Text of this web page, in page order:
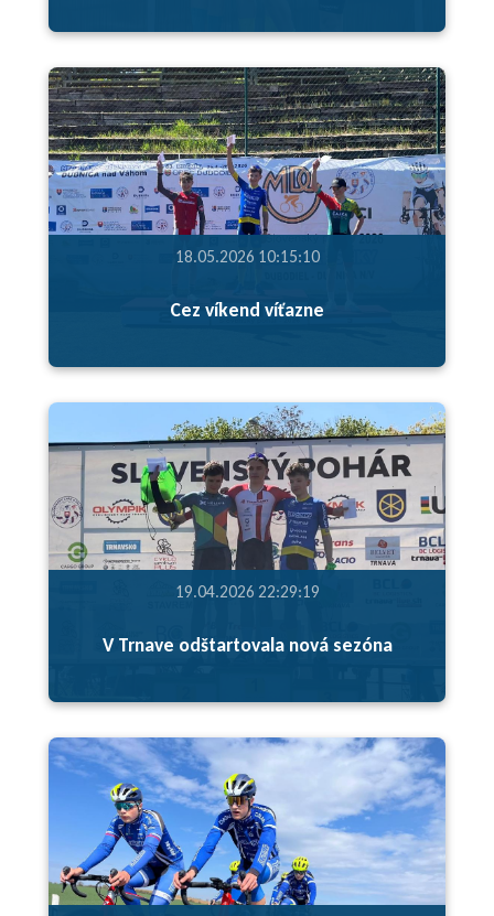
18.05.2026 10:15:10
Cez víkend víťazne
19.04.2026 22:29:19
V Trnave odštartovala nová sezóna